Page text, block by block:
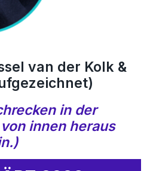
van der Kolk &
in der
innen heraus